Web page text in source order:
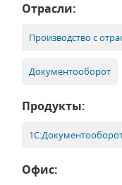
Отрасли:
Производство с
Документооборот
Продукты:
Офис: